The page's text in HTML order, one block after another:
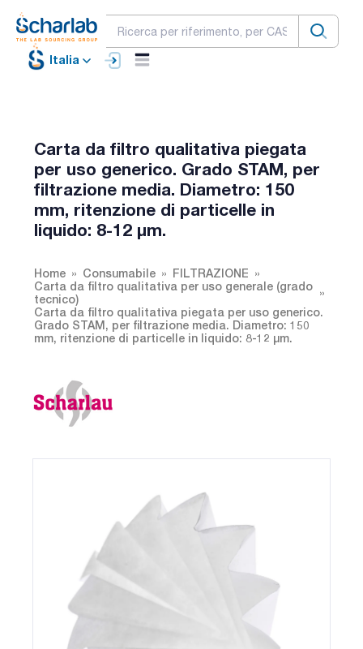
Italia
Carta da filtro qualitativa piegata
per uso generico. Grado STAM, per
filtrazione media. Diametro: 150
mm, ritenzione di particelle in
liquido: 8-12 µm.
Home Consumabile
FILTRAZIONE
Carta da filtro qualitativa per uso generale (grado
tecnico)
Carta da filtro qualitativa piegata per uso generico.
Grado STAM, per filtrazione media. Diametro: 150
mm, ritenzione di particelle in liquido: 8-12 µm.